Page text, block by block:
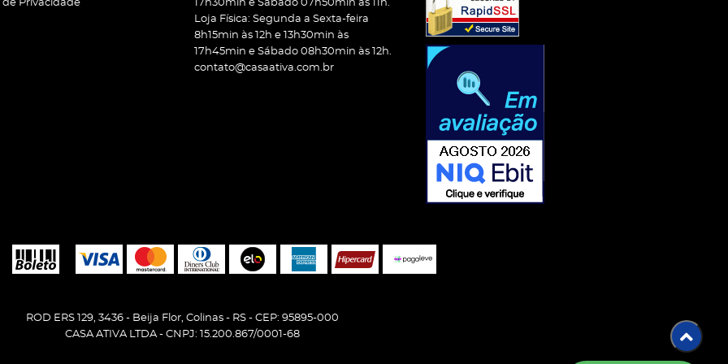
de Privacidade
17h30min e Sábado 07h50min às 11h.
Loja Física: Segunda a Sexta-feira
8h15min às 12h e 13h30min às
17h45min e Sábado 08h30min às 12h.
contato@casaativa.com.br
ROD ERS 129, 3436- Beija Flor, Colinas- RS- CEP: 95895-000
CASA ATIVA LTDA - CNPJ: 15.200.867/0001-68